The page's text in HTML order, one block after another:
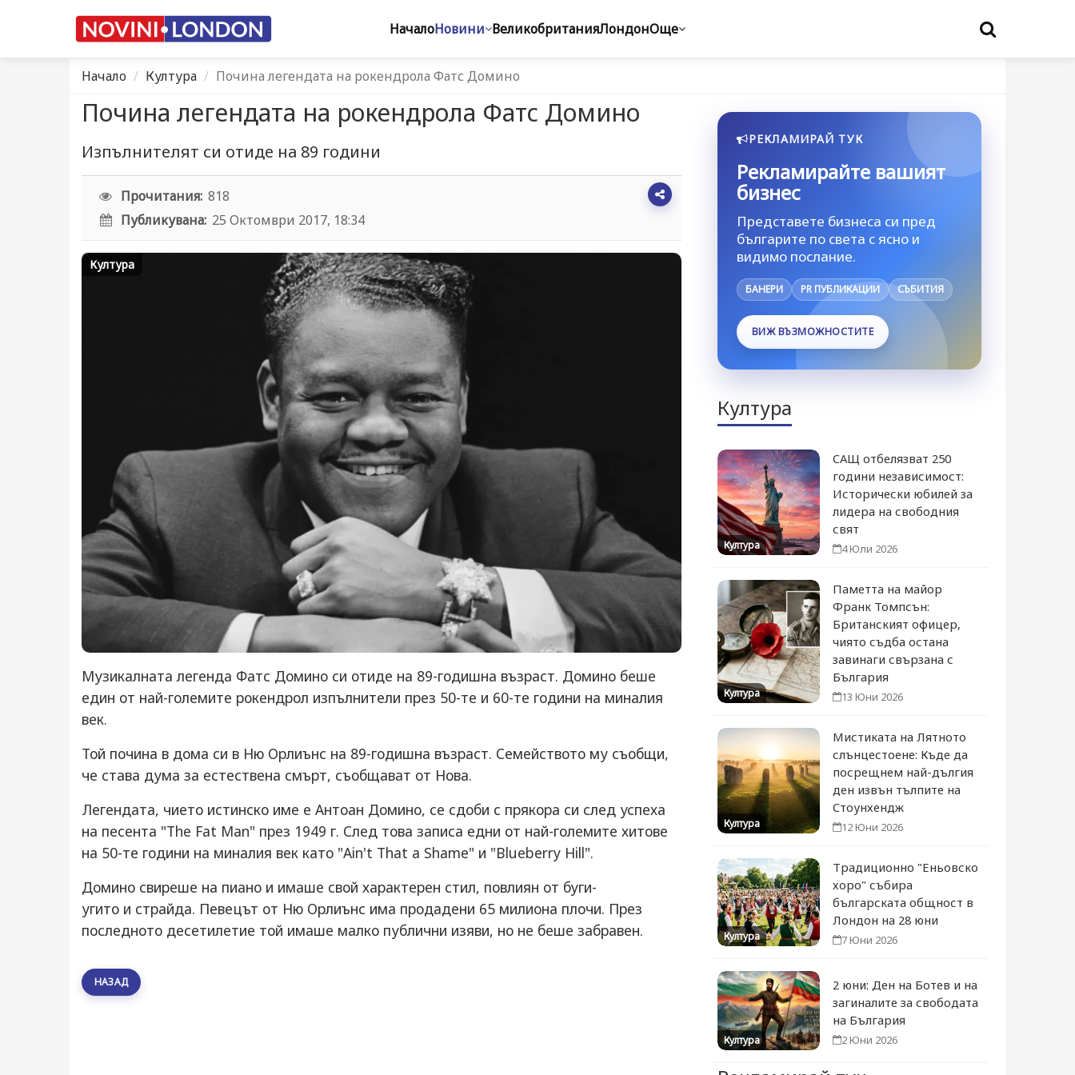
НачалоНовини ВеликобританияЛондонОще
Начало Култура Почина легендата на рокендрола Фатс Домино
Почина легендата на рокендрола Фатс Домино
Изпълнителят си отиде на 89 години
Прочитания: 818
Публикувана: 25 Октомври 2017, 18:34
Култура
Музикалната легенда Фатс Домино си отиде на 89-годишна възраст. Домино беше
един от най-големите рокендрол изпълнители през 50-те и 60-те години на миналия
век.
Той почина в дома си в Ню Орлиънс на 89-годишна възраст. Семейството му съобщи,
че става дума за естествена смърт, съобщават от Нова.
Легендата, чието истинско име е Антоан Домино, се сдоби с прякора си след успеха
на песента "The Fat Man" през 1949 г. След това записа едни от най-големите хитове
на 50-те години на миналия век като "Ain't That a Shame" и "Blueberry Hill".
Домино свиреше на пиано и имаше свой характерен стил, повлиян от буги-
угито и страйда. Певецът от Ню Орлиънс има продадени 65 милиона плочи. През
последното десетилетие той имаше малко публични изяви, но не беше забравен.
НАЗАД
РЕКЛАМИРАЙ ТУК
Рекламирайте вашият
бизнес
Представете бизнеса си пред
българите по света с ясно и
видимо послание.
БАНЕРИ PR ПУБЛИКАЦИИ СЪБИТИЯ
ВИЖ ВЪЗМОЖНОСТИТЕ
Култура
Култура
САЩ отбелязват 250
години независимост:
Исторически юбилей за
лидера на свободния
свят
4 Юли 2026
Култура
Паметта на майор
Франк Томпсън:
Британският офицер,
чиято съдба остана
завинаги свързана с
България
13 Юни 2026
Култура
Мистиката на Лятното
слънцестоене: Къде да
посрещнем най-дългия
ден извън тълпите на
Стоунхендж
12 Юни 2026
Култура
Традиционно "Еньовско
хоро" събира
българската общност в
Лондон на 28 юни
7 Юни 2026
Култура
2 юни: Ден на Ботев и на
загиналите за свободата
на България
2 Юни 2026